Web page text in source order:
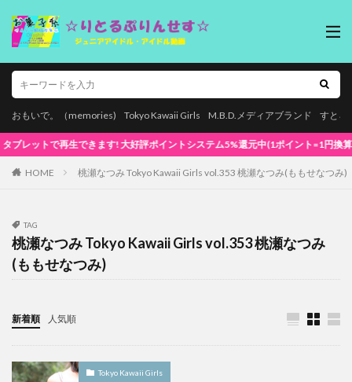
おもいで。（memories) Tokyo Kawaii Girls M.B.D.メディアブランド すとろ
きます! 大好評ポイントシステム5%還元中(1ポイント=1円換算) 初めてでも安
HOME 桃瀬なつみ Tokyo Kawaii Girls vol.353 桃瀬なつみ(ももせなつみ)
TAG
桃瀬なつみ Tokyo Kawaii Girls vol.353 桃瀬なつみ
(ももせなつみ)
新着順 人気順
Tokyo Kawaii Girls